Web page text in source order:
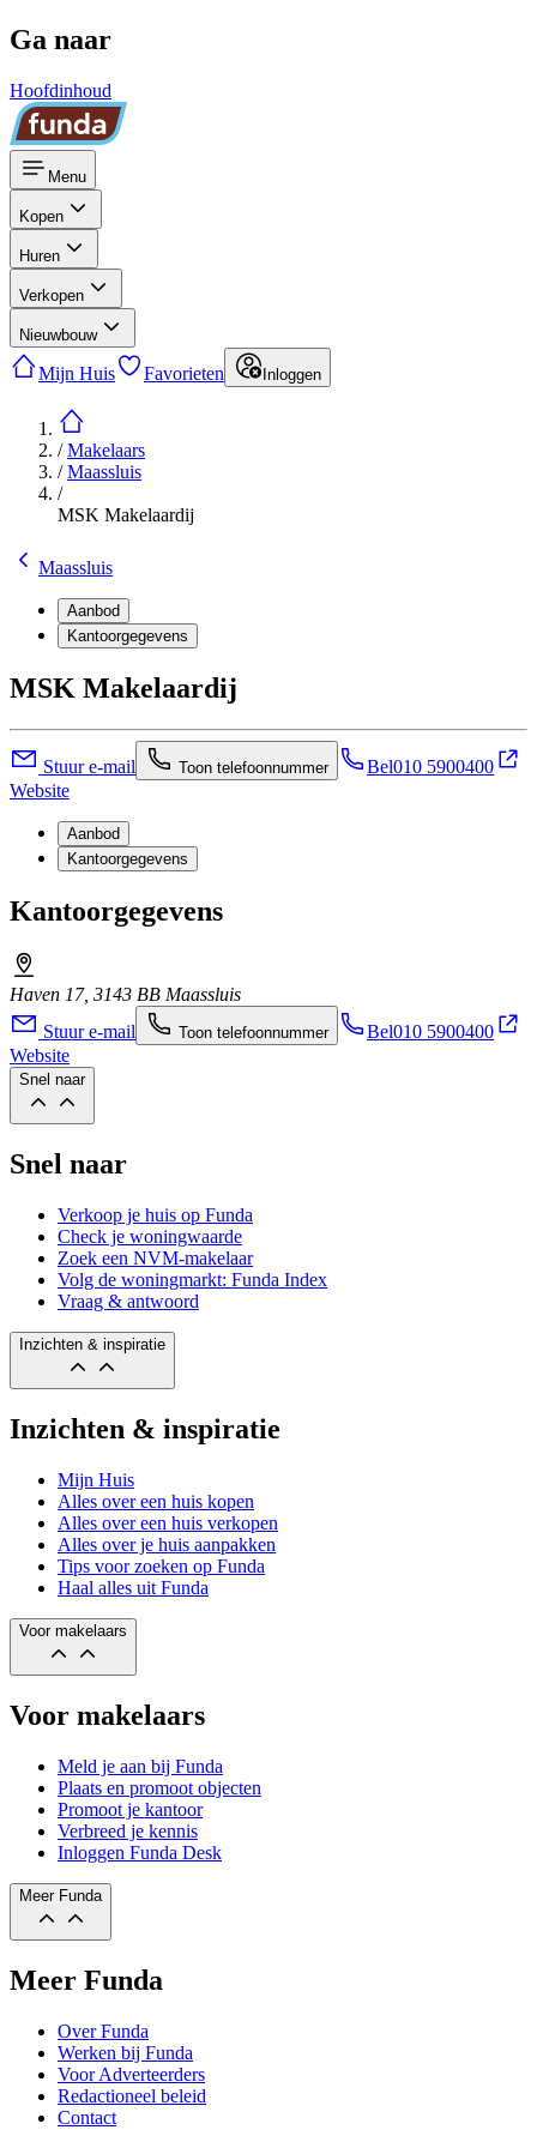
Ga naar
Hoofdinhoud
Menu
Kopen
Huren
Verkopen
Nieuwbouw
Mijn Huis Favorieten Inloggen
/Makelaars
/Maassluis
/
MSK Makelaardij
Maassluis
Aanbod
Kantoorgegevens
MSK Makelaardij
Stuur e-mail Toon telefoonnummer Bel010 5900400
Website
Aanbod
Kantoorgegevens
Kantoorgegevens
Haven 17, 3143 BB Maassluis
Stuur e-mail
Toon telefoonnummer Bel010 5900400
Website
Snel naar
Snel naar
Verkoop je huis op Funda
Check je woningwaarde
Zoek een NVM-makelaar
Volg de woningmarkt: Funda Index
Vraag & antwoord
Inzichten & inspiratie
Inzichten & inspiratie
Mijn Huis
Alles over een huis kopen
Alles over een huis verkopen
Alles over je huis aanpakken
Tips voor zoeken op Funda
Haal alles uit Funda
Voor makelaars
Voor makelaars
Meld je aan bij Funda
Plaats en promoot objecten
Promoot je kantoor
Verbreed je kennis
Inloggen Funda Desk
Meer Funda
Meer Funda
Over Funda
Werken bij Funda
Voor Adverteerders
Redactioneel beleid
Contact